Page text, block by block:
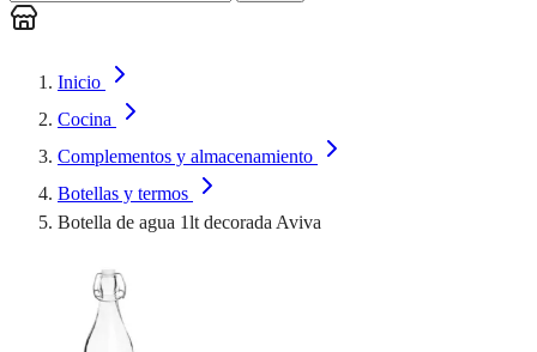
Inicio
Cocina
Complementos y almacenamiento
Botellas y termos
Botella de agua 1lt decorada Aviva